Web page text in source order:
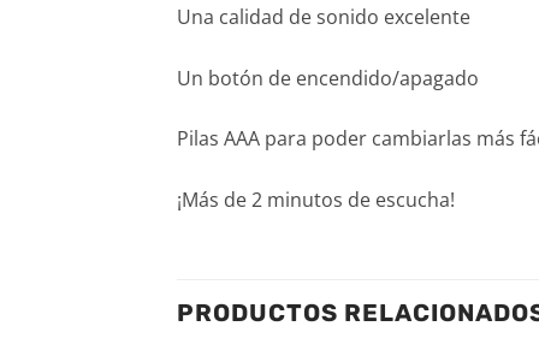
Una calidad de sonido excelente
Un botón de encendido/apagado
Pilas AAA para poder cambiarlas más
¡Más de 2 minutos de escucha!
PRODUCTOS